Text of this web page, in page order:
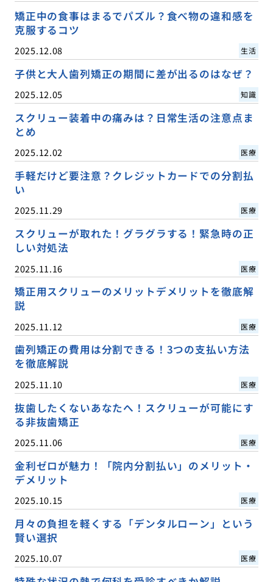
矯正中の食事はまるでパズル？食べ物の違和感を
克服するコツ
2025.12.08 生活
子供と大人歯列矯正の期間に差が出るのはなぜ？
2025.12.05 知識
スクリュー装着中の痛みは？日常生活の注意点ま
とめ
2025.12.02 医療
手軽だけど要注意？クレジットカードでの分割払
い
2025.11.29 医療
スクリューが取れた！グラグラする！緊急時の正
しい対処法
2025.11.16 医療
矯正用スクリューのメリットデメリットを徹底解
説
2025.11.12 医療
歯列矯正の費用は分割できる！3つの支払い方法
を徹底解説
2025.11.10 医療
抜歯したくないあなたへ！スクリューが可能にす
る非抜歯矯正
2025.11.06 医療
金利ゼロが魅力！「院内分割払い」のメリット・
デメリット
2025.10.15 医療
月々の負担を軽くする「デンタルローン」という
賢い選択
2025.10.07 医療